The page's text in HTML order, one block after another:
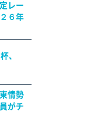
レー
６年
、
情勢
がチ